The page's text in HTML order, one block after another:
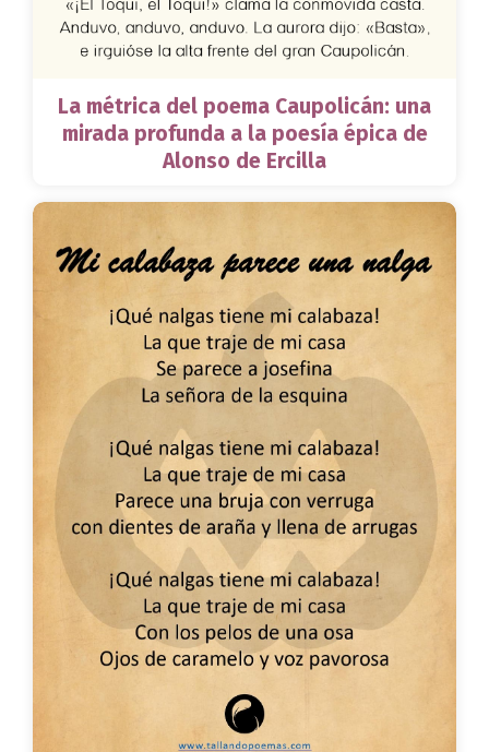
La métrica del poema Caupolicán: una
mirada profunda a la poesía épica de
Alonso de Ercilla